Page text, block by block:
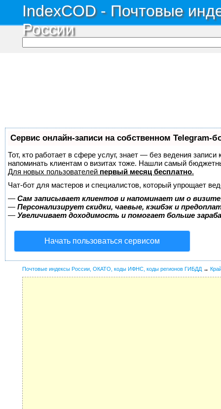
IndexCOD - Почтовые
России
Сервис онлайн-записи на собственном Telegram-
Тот, кто работает в сфере услуг, знает — без ведения
напоминать клиентам о визитах тоже. Нашли самый
Для новых пользователей первый месяц бесплатно.
Чат-бот для мастеров и специалистов, который упрощает
— Сам записывает клиентов и напоминает им о
— Персонализирует скидки, чаевые, кэшбэк и
— Увеличивает доходимость и помогает больше
Начать пользоваться сервисом
Почтовые индексы России, ОКАТО, коды ИФНС, коды регионов ГИБДД →